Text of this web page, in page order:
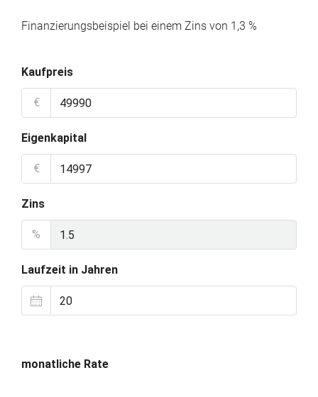
Finanzierungsbeispiel bei einem Zins von 1,3 %
Kaufpreis
€
Eigenkapital
€
Zins
%
Laufzeit in Jahren
monatliche Rate